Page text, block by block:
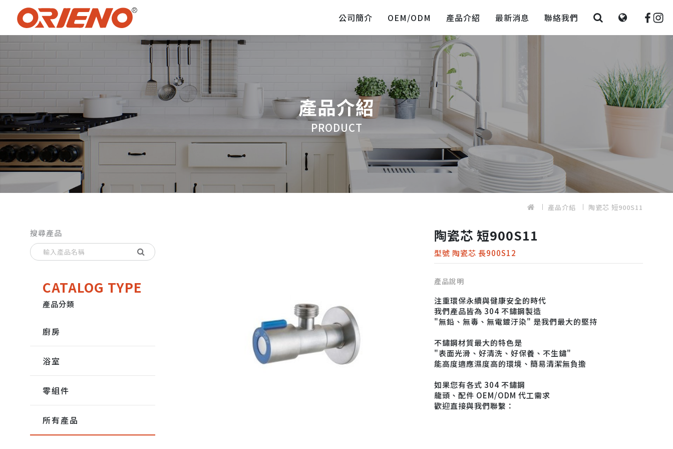
公司簡介 OEM/ODM 產品介紹 最新消息 聯絡我們
產品介紹
PRODUCT
產品介紹 陶瓷芯 短900S11
搜尋產品
CATALOG TYPE
產品分類
廚房
浴室
零組件
所有產品
陶瓷芯 短900S11
型號 陶瓷芯 長900S12
產品說明
注重環保永續與健康安全的時代
我們產品皆為 304 不鏽鋼製造
"無鉛、無毒、無電鍍汙染" 是我們最大的堅持
不鏽鋼材質最大的特色是
"表面光滑、好清洗、好保養、不生鏽"
能高度適應濕度高的環境、簡易清潔無負擔
如果您有各式 304 不鏽鋼
龍頭、配件 OEM/ODM 代工需求
歡迎直接與我們聯繫：